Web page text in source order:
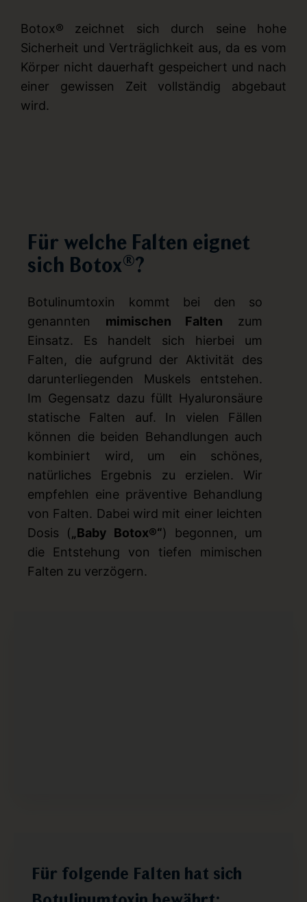
Botox® zeichnet sich durch seine hohe
Sicherheit und Verträglichkeit aus, da es vom
Körper nicht dauerhaft gespeichert und nach
einer gewissen Zeit vollständig abgebaut
wird.
Für welche Falten eignet
sich Botox®?
Botulinumtoxin kommt bei den so
genannten mimischen Falten zum
Einsatz. Es handelt sich hierbei um
Falten, die aufgrund der Aktivität des
darunterliegenden Muskels entstehen.
Im Gegensatz dazu füllt Hyaluronsäure
statische Falten auf. In vielen Fällen
können die beiden Behandlungen auch
kombiniert wird, um ein schönes,
natürliches Ergebnis zu erzielen. Wir
empfehlen eine präventive Behandlung
von Falten. Dabei wird mit einer leichten
Dosis („Baby Botox®“) begonnen, um
die Entstehung von tiefen mimischen
Falten zu verzögern.
Für folgende Falten hat sich